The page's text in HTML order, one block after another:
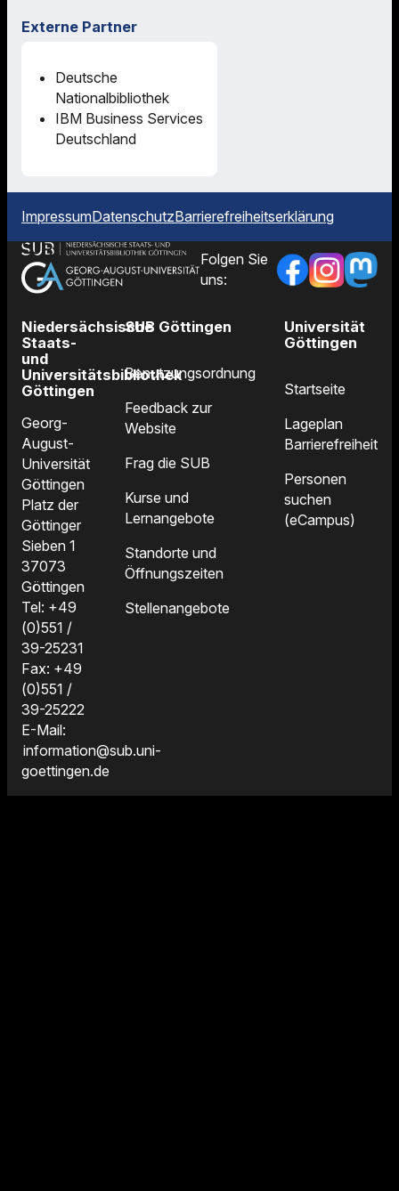
Externe Partner
Deutsche
Nationalbibliothek
IBM Business Services
Deutschland
ImpressumDatenschutzBarrierefreiheitserklärung
Folgen Sie
uns:
Niedersächsische
Staats-
und
Universitätsbibliothek
Göttingen
Georg-
August-
Universität
Göttingen
Platz der
Göttinger
Sieben 1
37073
Göttingen
Tel: +49
(0)551 /
39-25231
Fax: +49
(0)551 /
39-25222
E-Mail:
information@sub.uni-
goettingen.de
SUB Göttingen
Benutzungsordnung
Feedback zur
Website
Frag die SUB
Kurse und
Lernangebote
Standorte und
Öffnungszeiten
Stellenangebote
Universität
Göttingen
Startseite
Lageplan
Barrierefreiheit
Personen
suchen
(eCampus)